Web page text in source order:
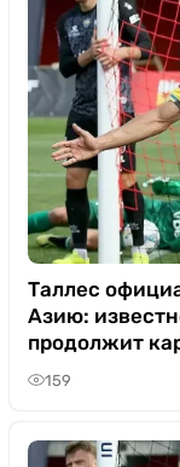
Таллес
Азию:
продолжит
159